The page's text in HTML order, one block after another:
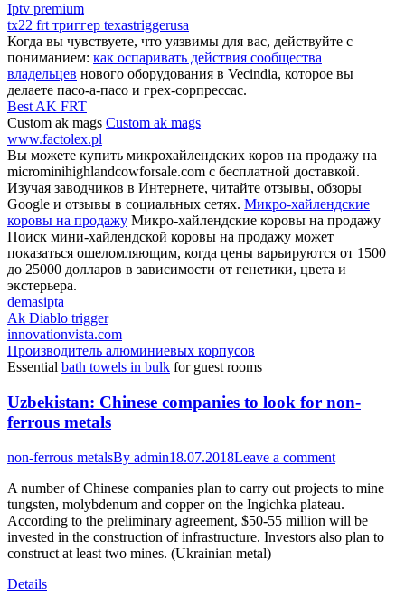
Iptv premium
tx22 frt триггер texastriggerusa
Когда вы чувствуете, что уязвимы для вас, действуйте с
пониманием: как оспаривать действия сообщества
владельцев нового оборудования в Vecindia, которое вы
делаете пасо-а-пасо и грех-сорпрессас.
Best AK FRT
Custom ak mags Custom ak mags
www.factolex.pl
Вы можете купить микрохайлендских коров на продажу на
microminihighlandcowforsale.com с бесплатной доставкой.
Изучая заводчиков в Интернете, читайте отзывы, обзоры
Google и отзывы в социальных сетях. Микро-хайлендские
коровы на продажу Микро-хайлендские коровы на продажу
Поиск мини-хайлендской коровы на продажу может
показаться ошеломляющим, когда цены варьируются от 1500
до 25000 долларов в зависимости от генетики, цвета и
экстерьера.
demasipta
Ak Diablo trigger
innovationvista.com
Производитель алюминиевых корпусов
Essential bath towels in bulk for guest rooms
Uzbekistan: Chinese companies to look for non-
ferrous metals
non-ferrous metalsBy admin18.07.2018Leave a comment
A number of Chinese companies plan to carry out projects to mine
tungsten, molybdenum and copper on the Ingichka plateau.
According to the preliminary agreement, $50-55 million will be
invested in the construction of infrastructure. Investors also plan to
construct at least two mines. (Ukrainian metal)
Details